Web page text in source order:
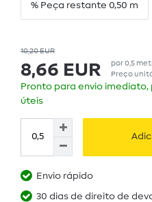
% Peça restante 0,50 m
10,20 EUR
8,66 EUR por0,5
Preço
Pronto para envio imediato,
úteis
Envio rápido
30 dias de direito de